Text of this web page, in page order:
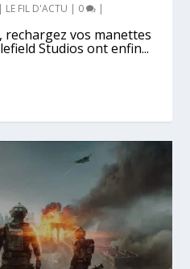
| LE FIL D'ACTU | 0 |
rechargez vos manettes
Studios ont enfin...